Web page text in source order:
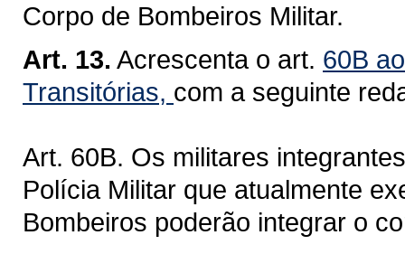
Corpo de Bombeiros Militar.
Art. 13. Acrescenta o art. 60B
Transitórias, com a seguinte
Art. 60B. Os militares
Polícia Militar que atualmente
Bombeiros poderão integrar o